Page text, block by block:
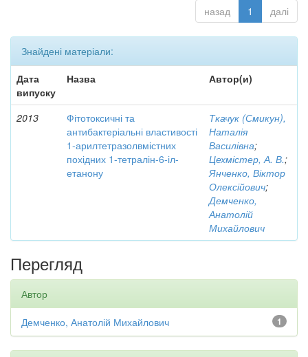
назад 1 далі
Знайдені матеріали:
Дата
випуску
Назва Автор(и)
2013
Фітотоксичні та
антибактеріальні властивості
1-арилтетразолвмістних
похідних 1-тетралін-6-іл-
етанону
Ткачук (Смикун),
Наталія
Василівна;
Цехмістер, А. В.;
Янченко, Віктор
Олексійович;
Демченко,
Анатолій
Михайлович
Перегляд
Автор
1
Демченко, Анатолій Михайлович